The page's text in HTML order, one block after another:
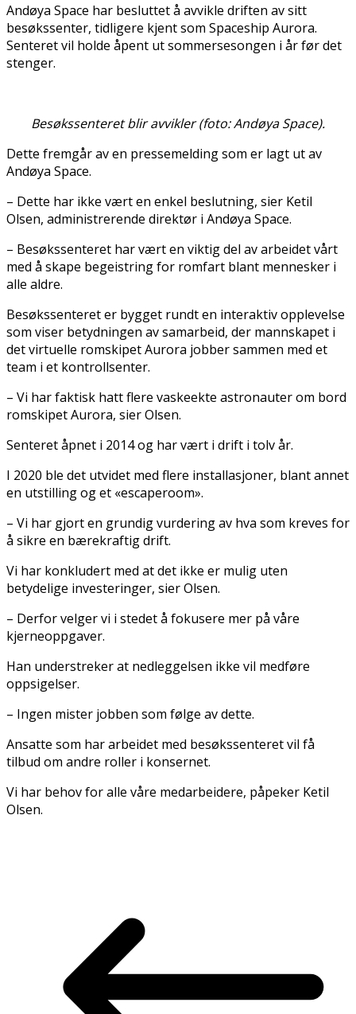
Andøya Space har besluttet å avvikle driften av sitt
besøkssenter, tidligere kjent som Spaceship Aurora.
Senteret vil holde åpent ut sommersesongen i år før det
stenger.
Besøkssenteret blir avvikler (foto: Andøya Space).
Dette fremgår av en pressemelding som er lagt ut av
Andøya Space.
– Dette har ikke vært en enkel beslutning, sier Ketil
Olsen, administrerende direktør i Andøya Space.
– Besøkssenteret har vært en viktig del av arbeidet vårt
med å skape begeistring for romfart blant mennesker i
alle aldre.
Besøkssenteret er bygget rundt en interaktiv opplevelse
som viser betydningen av samarbeid, der mannskapet i
det virtuelle romskipet Aurora jobber sammen med et
team i et kontrollsenter.
– Vi har faktisk hatt flere vaskeekte astronauter om bord
romskipet Aurora, sier Olsen.
Senteret åpnet i 2014 og har vært i drift i tolv år.
I 2020 ble det utvidet med flere installasjoner, blant annet
en utstilling og et «escaperoom».
– Vi har gjort en grundig vurdering av hva som kreves for
å sikre en bærekraftig drift.
Vi har konkludert med at det ikke er mulig uten
betydelige investeringer, sier Olsen.
– Derfor velger vi i stedet å fokusere mer på våre
kjerneoppgaver.
Han understreker at nedleggelsen ikke vil medføre
oppsigelser.
– Ingen mister jobben som følge av dette.
Ansatte som har arbeidet med besøkssenteret vil få
tilbud om andre roller i konsernet.
Vi har behov for alle våre medarbeidere, påpeker Ketil
Olsen.